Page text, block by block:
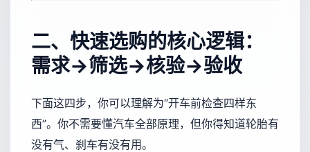
二、快速选购的核心逻辑：
需求→筛选→核验→验收
下面这四步，你可以理解为“开车前检查四样东
西”。你不需要懂汽车全部原理，但你得知道轮胎有
没有气、刹车有没有用。